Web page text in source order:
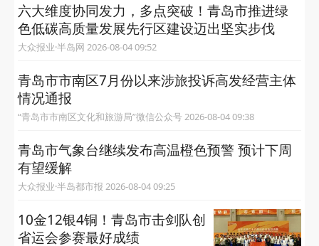
六大维度协同发力，多点突破！青岛市推进绿
色低碳高质量发展先行区建设迈出坚实步伐
大众报业·半岛网 2026-08-04 09:52
青岛市市南区7月份以来涉旅投诉高发经营主体
情况通报
“青岛市市南区文化和旅游局”微信公众号 2026-08-04 09:38
青岛市气象台继续发布高温橙色预警 预计下周
有望缓解
大众报业·半岛都市报 2026-08-04 09:25
10金12银4铜！青岛市击剑队创
省运会参赛最好成绩